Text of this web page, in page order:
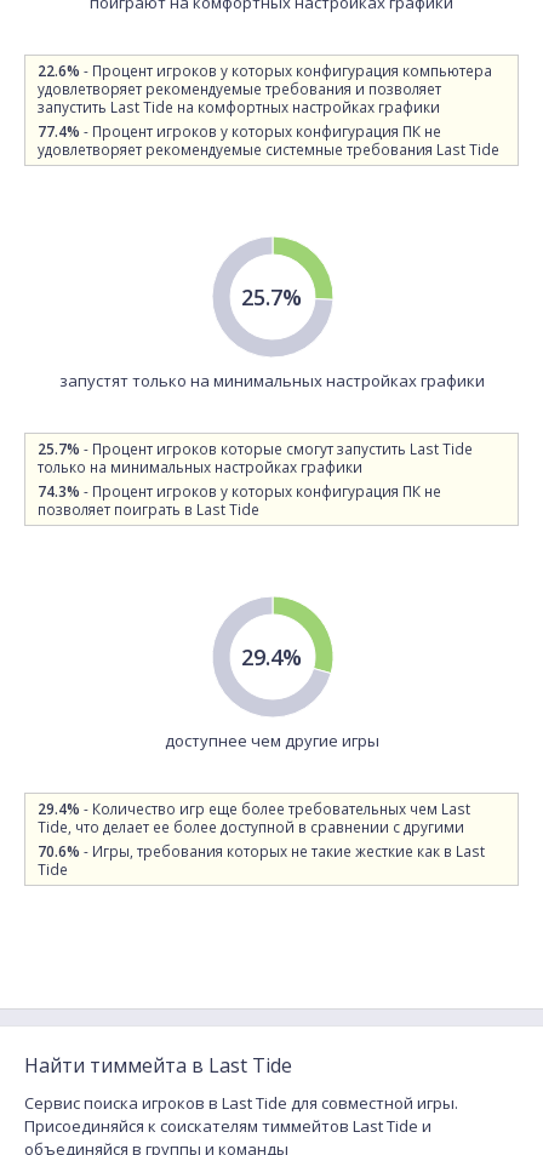
22.6% - Процент игроков у которых конфигурация компьютера
удовлетворяет рекомендуемые требования и позволяет
запустить Last Tide на комфортных настройках графики
77.4% - Процент игроков у которых конфигурация ПК не
удовлетворяет рекомендуемые системные требования Last Tide
25.7%
запустят только на минимальных настройках графики
25.7% - Процент игроков которые смогут запустить Last Tide
только на минимальных настройках графики
74.3% - Процент игроков у которых конфигурация ПК не
позволяет поиграть в Last Tide
29.4%
доступнее чем другие игры
29.4% - Количество игр еще более требовательных чем Last
Tide, что делает ее более доступной в сравнении с другими
70.6% - Игры, требования которых не такие жесткие как в Last
Tide
Найти тиммейта в Last Tide
Сервис поиска игроков в Last Tide для совместной игры.
Присоединяйся к соискателям тиммейтов Last Tide и
объединяйся в группы и команды